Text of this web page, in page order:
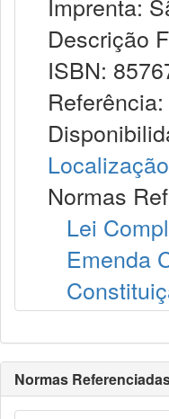
Descrição
ISBN:
Referência:
Normas
Lei
Emenda
Normas